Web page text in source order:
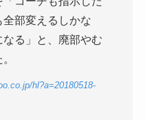
部変えるしかな
る」と、廃部やむ
hl?a=20180518-